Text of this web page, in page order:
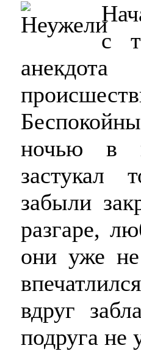
с
ночью в
застукал
забыли
разгаре,
они уже
вдруг
подруга не